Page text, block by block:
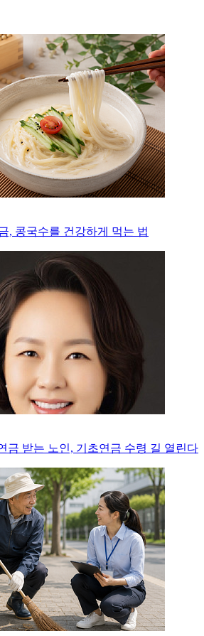
, 콩국수를 건강하게 먹는 법
금 받는 노인, 기초연금 수령 길 열린다